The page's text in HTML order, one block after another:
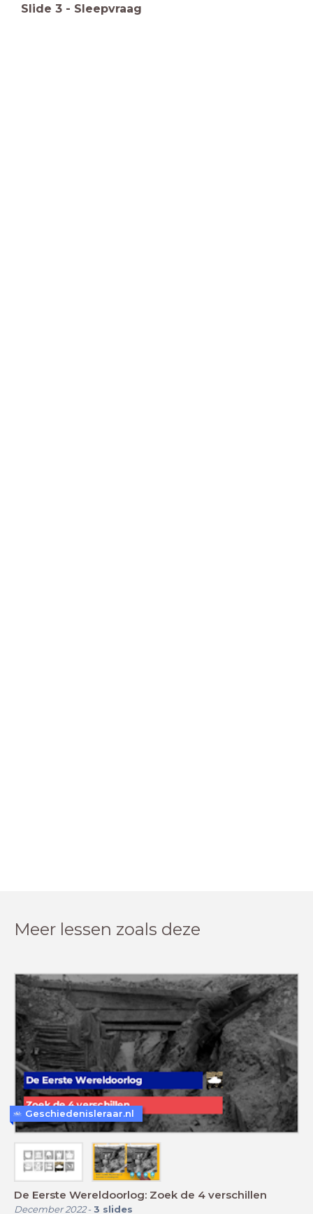
Slide 3 - Sleepvraag
Meer lessen zoals deze
De Eerste Wereldoorlog: Zoek de 4 verschillen
December 2022- 3 slides
Geschiedenisleraar.nl